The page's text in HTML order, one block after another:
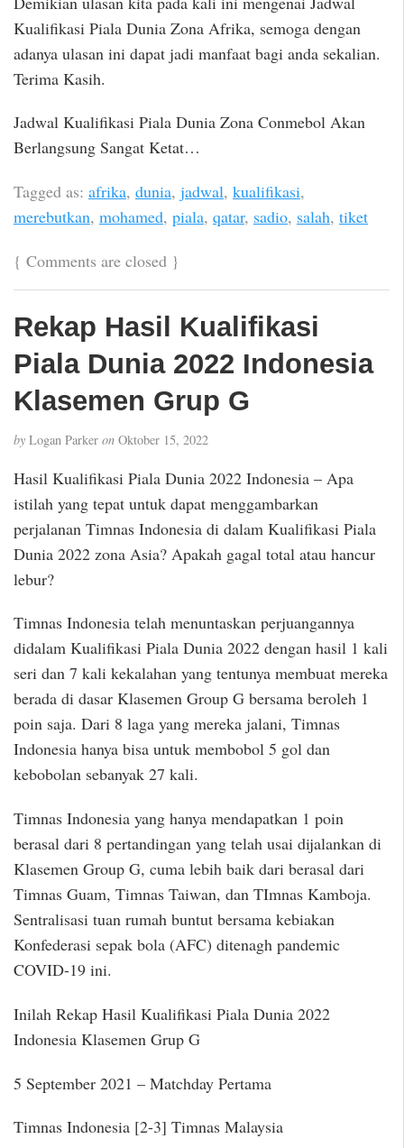
Kualifikasi Piala Dunia Zona Afrika, semoga dengan
adanya ulasan ini dapat jadi manfaat bagi anda sekalian.
Terima Kasih.
Jadwal Kualifikasi Piala Dunia Zona Conmebol Akan
Berlangsung Sangat Ketat…
Tagged as: afrika, dunia, jadwal, kualifikasi,
merebutkan, mohamed, piala, qatar, sadio, salah, tiket
{ Comments are closed }
Rekap Hasil Kualifikasi
Piala Dunia 2022 Indonesia
Klasemen Grup G
by Logan Parker on Oktober 15, 2022
Hasil Kualifikasi Piala Dunia 2022 Indonesia – Apa
istilah yang tepat untuk dapat menggambarkan
perjalanan Timnas Indonesia di dalam Kualifikasi Piala
Dunia 2022 zona Asia? Apakah gagal total atau hancur
lebur?
Timnas Indonesia telah menuntaskan perjuangannya
didalam Kualifikasi Piala Dunia 2022 dengan hasil 1 kali
seri dan 7 kali kekalahan yang tentunya membuat mereka
berada di dasar Klasemen Group G bersama beroleh 1
poin saja. Dari 8 laga yang mereka jalani, Timnas
Indonesia hanya bisa untuk membobol 5 gol dan
kebobolan sebanyak 27 kali.
Timnas Indonesia yang hanya mendapatkan 1 poin
berasal dari 8 pertandingan yang telah usai dijalankan di
Klasemen Group G, cuma lebih baik dari berasal dari
Timnas Guam, Timnas Taiwan, dan TImnas Kamboja.
Sentralisasi tuan rumah buntut bersama kebiakan
Konfederasi sepak bola (AFC) ditenagh pandemic
COVID-19 ini.
Inilah Rekap Hasil Kualifikasi Piala Dunia 2022
Indonesia Klasemen Grup G
5 September 2021 – Matchday Pertama
Timnas Indonesia [2-3] Timnas Malaysia